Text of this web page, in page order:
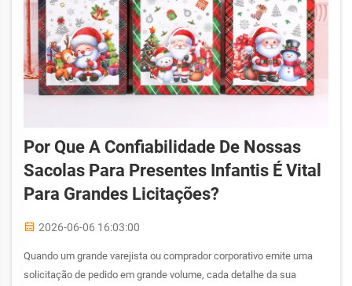
Por Que A Confiabilidade De Nossas
Sacolas Para Presentes Infantis É Vital
Para Grandes Licitações?
2026-06-06 16:03:00
Quando um grande varejista ou comprador corporativo emite uma
solicitação de pedido em grande volume, cada detalhe da sua